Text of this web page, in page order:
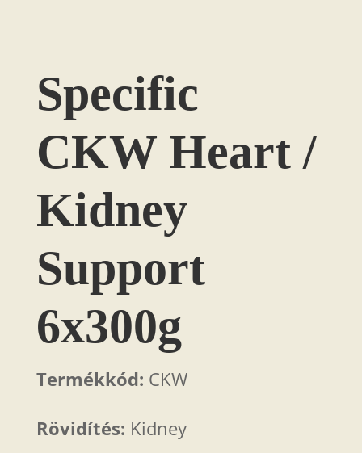
Specific
CKW Heart /
Kidney
Support
6x300g
Termékkód: CKW
Rövidítés: Kidney